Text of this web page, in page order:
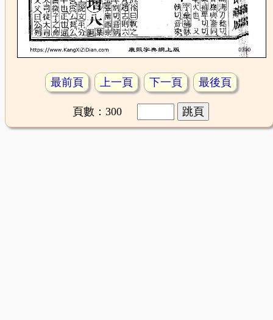
最前頁 上一頁 下一頁 最後頁
頁數：300